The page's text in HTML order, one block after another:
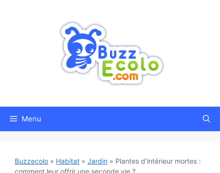
Menu
Buzzecolo » Habitat » Jardin » Plantes d’intérieur mortes :
comment leur offrir une seconde vie ?